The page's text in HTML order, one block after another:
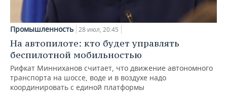
Промышленность 28 июл, 20:45
На автопилоте: кто будет управлять
беспилотной мобильностью
Рифкат Минниханов считает, что движение автономного
транспорта на шоссе, воде и в воздухе надо
координировать с единой платформы